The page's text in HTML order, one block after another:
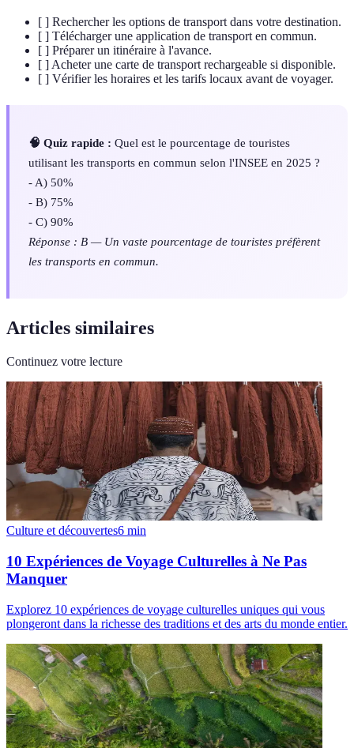
[ ] Rechercher les options de transport dans votre destination.
[ ] Télécharger une application de transport en commun.
[ ] Préparer un itinéraire à l'avance.
[ ] Acheter une carte de transport rechargeable si disponible.
[ ] Vérifier les horaires et les tarifs locaux avant de voyager.
🧠 Quiz rapide : Quel est le pourcentage de touristes
utilisant les transports en commun selon l'INSEE en 2025 ?
- A) 50%
- B) 75%
- C) 90%
Réponse : B — Un vaste pourcentage de touristes préfèrent
les transports en commun.
Articles similaires
Continuez votre lecture
Culture et découvertes6 min
10 Expériences de Voyage Culturelles à Ne Pas
Manquer
Explorez 10 expériences de voyage culturelles uniques qui vous
plongeront dans la richesse des traditions et des arts du monde entier.